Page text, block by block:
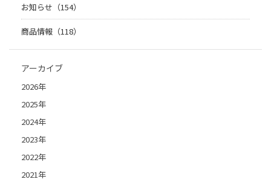
お知らせ（154）
商品情報（118）
アーカイブ
2026年
2025年
2024年
2023年
2022年
2021年